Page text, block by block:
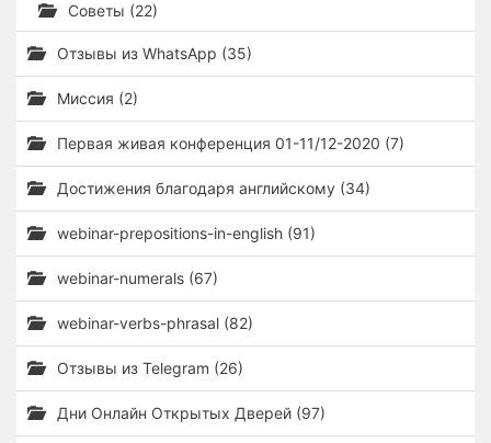
Советы (22)
Отзывы из WhatsApp (35)
Миссия (2)
Первая живая конференция 01-11/12-2020 (7)
Достижения благодаря английскому (34)
webinar-prepositions-in-english (91)
webinar-numerals (67)
webinar-verbs-phrasal (82)
Отзывы из Telegram (26)
Дни Онлайн Открытых Дверей (97)